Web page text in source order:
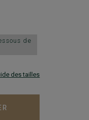
de
des tailles